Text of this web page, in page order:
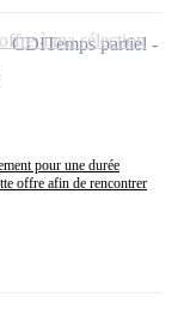
pour une durée
offre afin de rencontrer
CDITemps partiel
à ma sélection